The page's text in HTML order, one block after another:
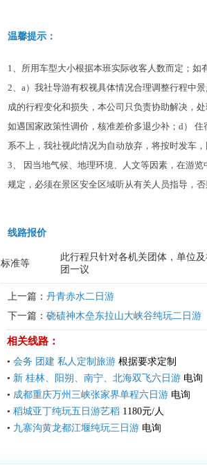
温馨提示：
1、所用车型大小根据本班实际收客人数而定；如
2、a）我社导游有权视具体情况合理调整行程中
成的行程变化和损失，本公司只负责协助解决，
如遇国家政策性调价，核准差价多退少补；d）
系不上，我社视此情况为自动放弃，将按时发车，
3、 因当地气候、地理环境、人文等因素，在游
规定，必须在景区安全区域听从有关人员指导，否
线路报价
标准等
此行程只针对各机关团体，单位
团一议
上一篇： 丹青赤水二日游
下一篇： 硗碛神木垒东拉山大峡谷纯玩二日游
相关线路：
• 会务 团建 私人定制旅游 根据要求定制
• 新 桂林、阳朔、南宁、北海双飞六日游 电询
• 成都重庆万州三峡张家界单程六日游 电询
• 稻城亚丁纯玩五日游艺稻 1180元/人
• 九寨沟黄龙都江堰纯玩三日游 电询